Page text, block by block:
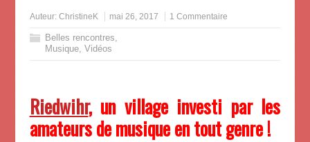
Auteur: ChristineK mai 26, 2017 1 Commentaire
Belles rencontres,
Musique, Vidéos
Riedwihr, un village investi par les
amateurs de musique en tout genre !